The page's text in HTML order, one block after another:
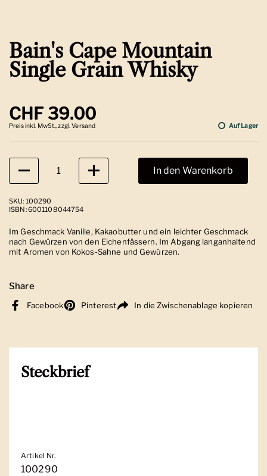
Bain's Cape Mountain
Single Grain Whisky
Regulärer Preis
CHF 39.00
Preis inkl. MwSt., zzgl. Versand Auf Lager
Anzahl
In den Warenkorb
SKU: 100290
ISBN: 6001108044754
Im Geschmack Vanille, Kakaobutter und ein leichter Geschmack
nach Gewürzen von den Eichenfässern. Im Abgang langanhaltend
mit Aromen von Kokos-Sahne und Gewürzen.
Share
Facebook Pinterest In die Zwischenablage kopieren
Steckbrief
Artikel Nr.
100290